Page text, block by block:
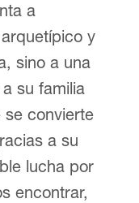
a
y
sino a una
su familia
convierte
a su
lucha por
encontrar,